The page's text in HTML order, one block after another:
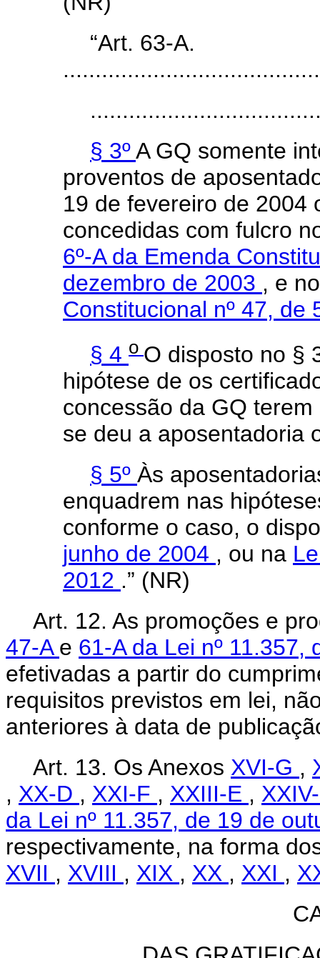
“Art. 63-A.
§ 3ºA GQ somente
proventos de
19 de fevereiro de 2004
concedidas com fulcro
6º-A da Emenda
dezembro de 2003 , e
Constitucional nº 47,
§ 4 o O disposto no §
hipótese de os
concessão da GQ
se deu a aposentadoria
§ 5º Às
enquadrem nas
conforme o caso, o
junho de 2004 , ou na
2012 .” (NR)
Art. 12. As promoções e
47-A e 61-A da Lei nº
efetivadas a partir do
requisitos previstos em lei,
anteriores à data de
Art. 13. Os Anexos XVI-G ,
, XX-D , XXI-F , XXIII-E ,
da Lei nº 11.357, de 19 de
respectivamente, na forma
XVII , XVIII , XIX , XX , XXI ,